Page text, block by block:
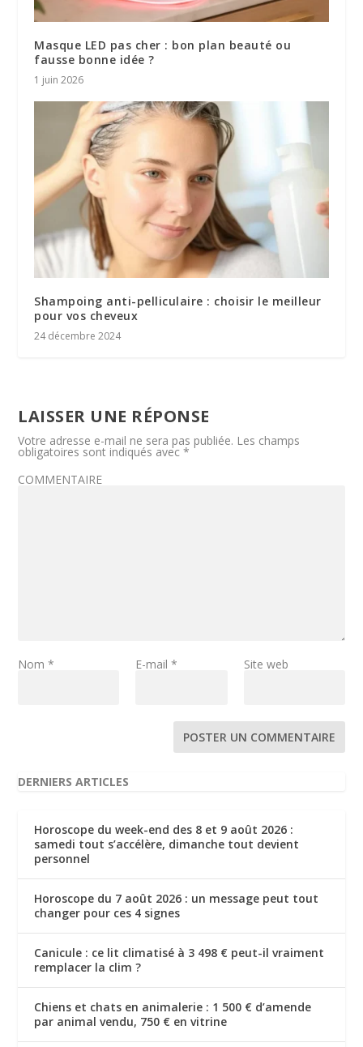
Masque LED pas cher : bon plan beauté ou
fausse bonne idée ?
1 juin 2026
Shampoing anti-pelliculaire : choisir le meilleur
pour vos cheveux
24 décembre 2024
LAISSER UNE RÉPONSE
Votre adresse e-mail ne sera pas publiée. Les champs
obligatoires sont indiqués avec*
COMMENTAIRE
Nom* E-mail * Site web
DERNIERS ARTICLES
Horoscope du week-end des 8 et 9 août 2026 :
samedi tout s’accélère, dimanche tout devient
personnel
Horoscope du 7 août 2026 : un message peut tout
changer pour ces 4 signes
Canicule : ce lit climatisé à 3 498 € peut-il vraiment
remplacer la clim ?
Chiens et chats en animalerie : 1 500 € d’amende
par animal vendu, 750 € en vitrine